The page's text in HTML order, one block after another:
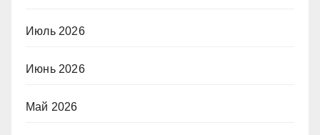
Июль 2026
Июнь 2026
Май 2026